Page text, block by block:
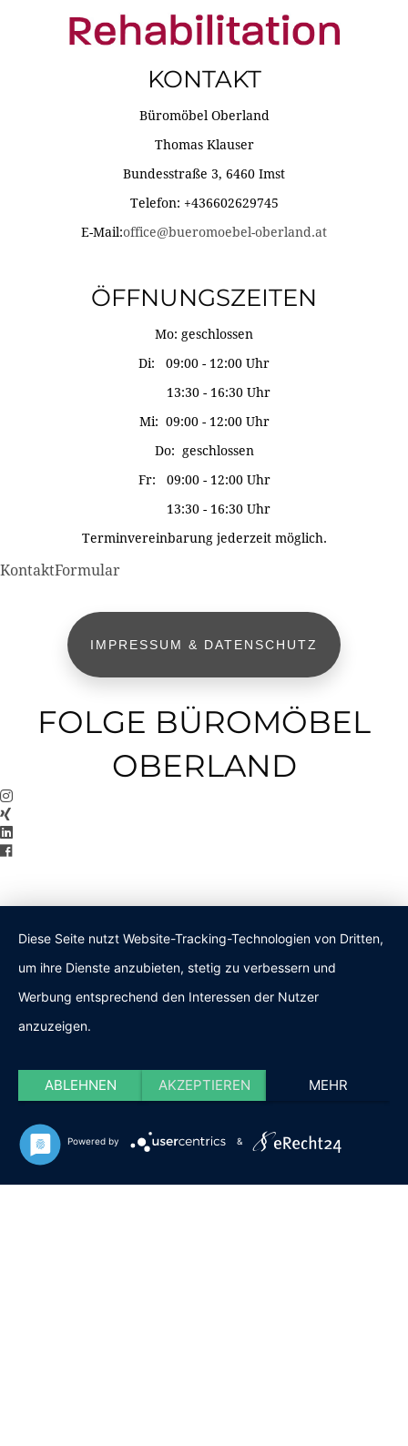
KONTAKT
Büromöbel Oberland
Thomas Klauser
Bundesstraße 3, 6460 Imst
Telefon: +436602629745
E-Mail:office@bueromoebel-oberland.at
ÖFFNUNGSZEITEN
Mo: geschlossen
Di: 09:00 - 12:00 Uhr
13:30 - 16:30 Uhr
Mi: 09:00 - 12:00 Uhr
Do: geschlossen
Fr: 09:00 - 12:00 Uhr
13:30 - 16:30 Uhr
Terminvereinbarung jederzeit möglich.
KontaktFormular
IMPRESSUM & DATENSCHUTZ
FOLGE BÜROMÖBEL
OBERLAND
Diese Seite nutzt Website-Tracking-Technologien von Dritten,
um ihre Dienste anzubieten, stetig zu verbessern und
Werbung entsprechend den Interessen der Nutzer
anzuzeigen.
ABLEHNEN AKZEPTIEREN MEHR
Powered by &